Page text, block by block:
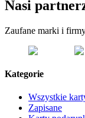
Nasi
Zaufane marki i
Kategorie
Wszystkie
Zapisane